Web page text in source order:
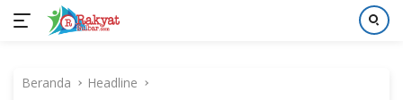
kontenBeranda Headline